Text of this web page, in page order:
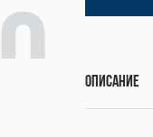
Описание